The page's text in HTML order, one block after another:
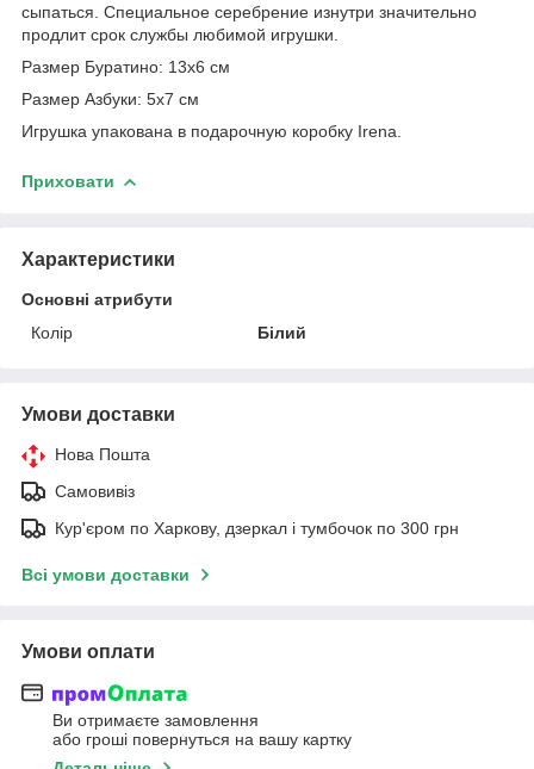
сыпаться. Специальное серебрение изнутри значительно
продлит срок службы любимой игрушки.
Размер Буратино: 13х6 см
Размер Азбуки: 5х7 см
Игрушка упакована в подарочную коробку Irena.
Приховати
Характеристики
Основні атрибути
Колір
Білий
Умови доставки
Нова Пошта
Самовивіз
Кур'єром по Харкову, дзеркал і тумбочок по 300 грн
Всі умови доставки
Умови оплати
Ви отримаєте замовлення
або гроші повернуться на вашу картку